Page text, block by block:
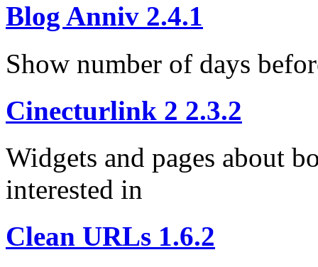
Blog Anniv 2.4.1
Show number of days
Cinecturlink 2 2.3.2
Widgets and pages about
interested in
Clean URLs 1.6.2